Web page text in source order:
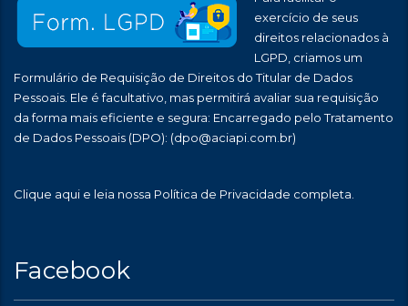
exercício de seus
direitos relacionados à
LGPD, criamos um
Formulário de Requisição de Direitos do Titular de Dados
Pessoais. Ele é facultativo, mas permitirá avaliar sua requisição
da forma mais eficiente e segura: Encarregado pelo Tratamento
de Dados Pessoais (DPO): (dpo@aciapi.com.br)
Clique aqui e leia nossa Política de Privacidade completa.
Facebook